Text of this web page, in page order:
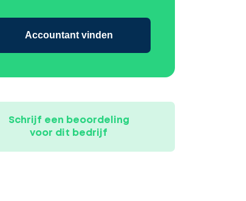
Accountant vinden
Schrijf een beoordeling
voor dit bedrijf